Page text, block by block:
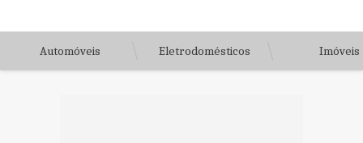
Automóveis Eletrodomésticos Imóveis